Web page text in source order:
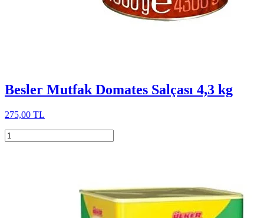
Besler Mutfak Domates Salçası 4,3 kg
275,00 TL